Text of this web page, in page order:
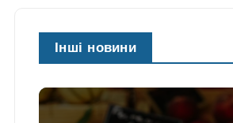
Інші новини